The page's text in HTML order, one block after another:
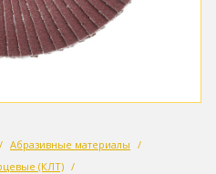
Абразивные материалы
(КЛТ)